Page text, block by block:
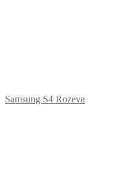
Samsung S4 Rozeva